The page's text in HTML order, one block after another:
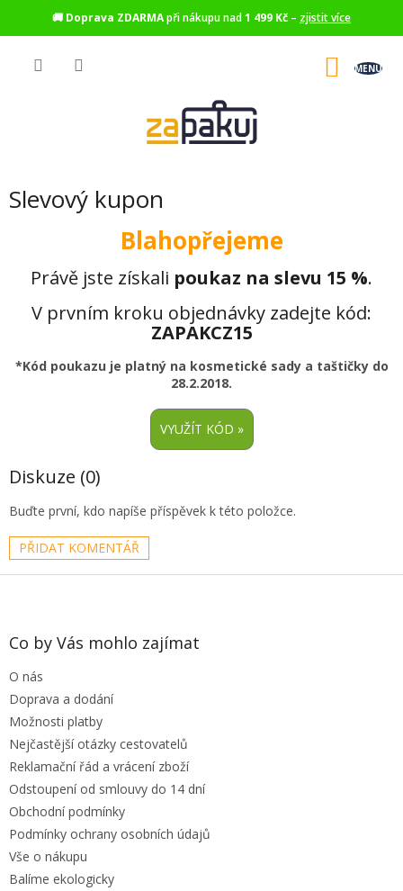
🚚 Doprava ZDARMApři nákupu nad1 499 Kč – zjistit více
Slevový kupon
Blahopřejeme
Právě jste získali poukaz na slevu 15 %.
V prvním kroku objednávky zadejte kód:
ZAPAKCZ15
*Kód poukazu je platný na kosmetické sady a taštičky do
28.2.2018.
Diskuze (0)
Buďte první, kdo napíše příspěvek k této položce.
PŘIDAT KOMENTÁŘ
Z
Co by Vás mohlo zajímat
O nás
Doprava a dodání
Možnosti platby
Nejčastější otázky cestovatelů
Reklamační řád a vrácení zboží
Odstoupení od smlouvy do 14 dní
Obchodní podmínky
Podmínky ochrany osobních údajů
Vše o nákupu
Balíme ekologicky